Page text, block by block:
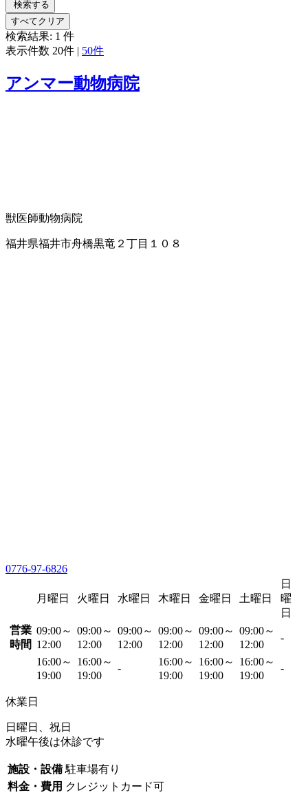
検索する
すべてクリア
検索結果: 1 件
表示件数 20件 | 50件
アンマー動物病院
獣医師動物病院
福井県福井市舟橋黒竜２丁目１０８
0776-97-6826
月曜日 火曜日 水曜日 木曜日 金曜日 土曜日
日
曜
日
営業
時間
09:00～
12:00
09:00～
12:00
09:00～
12:00
09:00～
12:00
09:00～
12:00
09:00～
12:00
-
16:00～
19:00
16:00～
19:00
-
16:00～
19:00
16:00～
19:00
16:00～
19:00
-
休業日
日曜日、祝日
水曜午後は休診です
施設・設備 駐車場有り
料金・費用 クレジットカード可